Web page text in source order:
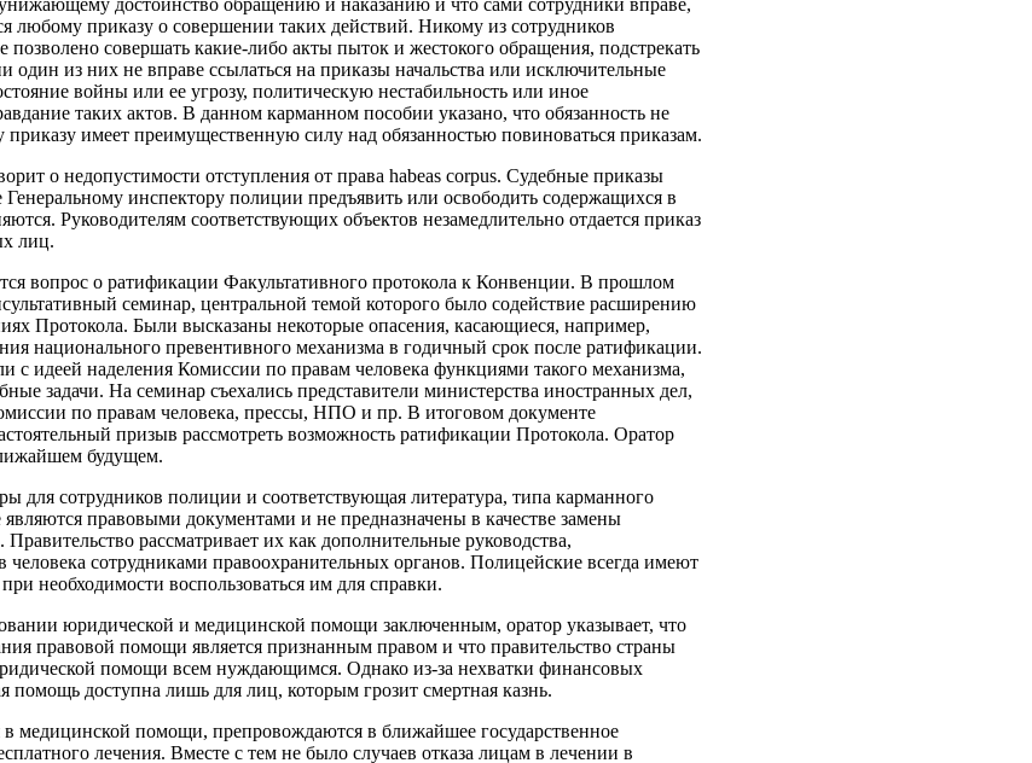
достоинство обращению и наказанию и что сами сотрудники вправе,
любому приказу о совершении таких действий. Никому из сотрудников
позволено совершать какие-либо акты пыток и жестокого обращения, подстрекать
из них не вправе ссылаться на приказы начальства или исключительные
войны или ее угрозу, политическую нестабильность или иное
таких актов. В данном карманном пособии указано, что обязанность не
имеет преимущественную силу над обязанностью повиноваться приказам.
о недопустимости отступления от права habeas corpus. Судебные приказы
инспектору полиции предъявить или освободить содержащихся в
Руководителям соответствующих объектов незамедлительно отдается приказ
лиц.
вопрос о ратификации Факультативного протокола к Конвенции. В прошлом
семинар, центральной темой которого было содействие расширению
Протокола. Были высказаны некоторые опасения, касающиеся, например,
национального превентивного механизма в годичный срок после ратификации.
с идеей наделения Комиссии по правам человека функциями такого механизма,
задачи. На семинар съехались представители министерства иностранных дел,
по правам человека, прессы, НПО и пр. В итоговом документе
призыв рассмотреть возможность ратификации Протокола. Оратор
будущем.
для сотрудников полиции и соответствующая литература, типа карманного
правовыми документами и не предназначены в качестве замены
Правительство рассматривает их как дополнительные руководства,
сотрудниками правоохранительных органов. Полицейские всегда имеют
необходимости воспользоваться им для справки.
юридической и медицинской помощи заключенным, оратор указывает, что
правовой помощи является признанным правом и что правительство страны
помощи всем нуждающимся. Однако из-за нехватки финансовых
помощь доступна лишь для лиц, которым грозит смертная казнь.
медицинской помощи, препровождаются в ближайшее государственное
лечения. Вместе с тем не было случаев отказа лицам в лечении в